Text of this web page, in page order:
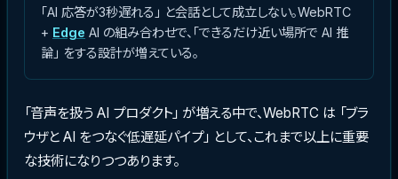
「AI 応答が3秒遅れる」 と会話として成立しない。WebRTC
+ Edge AI の組み合わせで、「できるだけ近い場所で AI 推
論」 をする設計が増えている。
「音声を扱う AI プロダクト」 が増える中で、WebRTC は 「ブラ
ウザと AI をつなぐ低遅延パイプ」 として、これまで以上に重要
な技術になりつつあります。